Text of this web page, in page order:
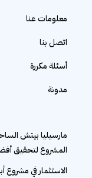
معلومات عنا
اتصل بنا
أسئلة مكررة
مدونة
المشروع لتحقيق
الاستثمار في مشروع